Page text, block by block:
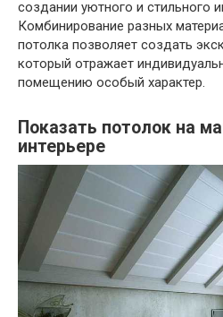
создании уютного и стильного
Комбинирование разных
потолка позволяет создать
который отражает
помещению особый характер.
Показать потолок на
интерьере